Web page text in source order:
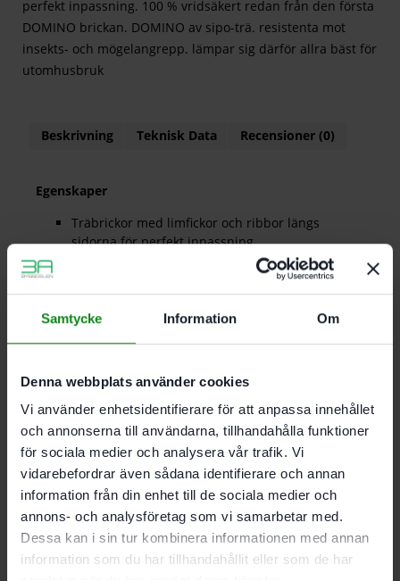
Samtycke Information Om
Denna webbplats använder cookies
Vi använder enhetsidentifierare för att anpassa innehållet
och annonserna till användarna, tillhandahålla funktioner
för sociala medier och analysera vår trafik. Vi
vidarebefordrar även sådana identifierare och annan
information från din enhet till de sociala medier och
annons- och analysföretag som vi samarbetar med.
Dessa kan i sin tur kombinera informationen med annan
information som du har tillhandahållit eller som de har
perfekt inpassning. 100 % vridsäkert redan från den första
DOMINO brickan. DOMINO av sipo-trä. resistenta mot
insekts- och mögelangrepp. lämpar sig därför allra bäst för
utomhusbruk
Beskrivning Teknisk Data Recensioner (0)
Egenskaper
Träbrickor med limfickor och ribbor längs
sidorna för perfekt inpassning
100 % vridsäkert redan från den första DOMINO
DOMINO av sipo-trä. resistenta mot insekts- och
mögelangrepp. lämpar sig därför allra bäst för
Material: sipo
Av mahogny
Väderbeständig
Mått 6 x 40 mm; Förpackning 570 Antal
Det finns inga recensioner än.
Bli först med att recensera ”Festool DOMINO-bricka